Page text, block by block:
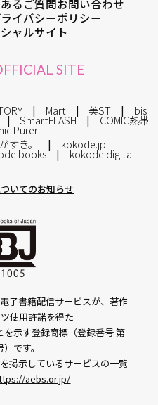
るご質問お問い合わせ
イバシーポリシー
ャルサイト
SITE
Mart 美ST bis
SmartFLASH COMIC熱帯
Pureri
すき。 kokode.jp
books kokode digital
いてのお知らせ
子書籍配信サービスが、著作
使用許諾を得た
示す登録商標（登録番号 第
です。
掲示しているサービスの一覧
aebs.or.jp/